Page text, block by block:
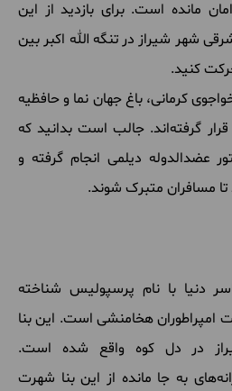
مانده است. برای بازدید از این
شهر شیراز در تنگه الله اکبر بین
کنید.
کرمانی، باغ جهان نما و حافظیه
گرفته‌اند. جالب است بدانید که
عضدالدوله دیلمی انجام گرفته و
تا مسافران متبرک شوند.
دنیا با نام پرسپولیس شناخته
امپراطوران هخامنشی است. این بنا
در دل کوه واقع شده است.
به جا مانده از این بنا شهرت